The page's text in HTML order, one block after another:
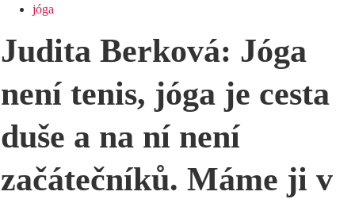
jóga
Judita Berková: Jóga
není tenis, jóga je cesta
duše a na ní není
začátečníků. Máme ji v